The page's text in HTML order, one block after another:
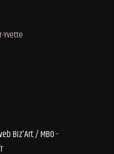
Yvette
Biz'Art / MBO -